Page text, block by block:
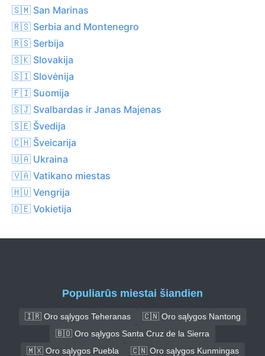
🇸🇲 San Marinas
🇷🇸 Serbia and Montenegro
🇷🇸 Serbija
🇸🇰 Slovakija
🇸🇮 Slovėnija
🇫🇮 Suomija
🇸🇯 Svalbardas ir Janas Majenas
🇸🇪 Švedija
🇨🇭 Šveicarija
🇺🇦 Ukraina
🇻🇦 Vatikano miestas
🇭🇺 Vengrija
🇩🇪 Vokietija
Populiarūs miestai šiandien
🇮🇷 Oro sąlygos Teheranas
🇨🇳 Oro sąlygos Nantong
🇧🇴 Oro sąlygos Santa Cruz de la Sierra
🇲🇽 Oro sąlygos Puebla
🇨🇳 Oro sąlygos Kunmingas